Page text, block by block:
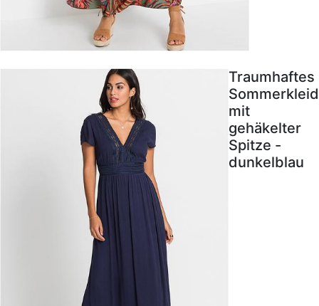
Traumhaftes
Sommerkleid
mit
gehäkelter
Spitze -
dunkelblau